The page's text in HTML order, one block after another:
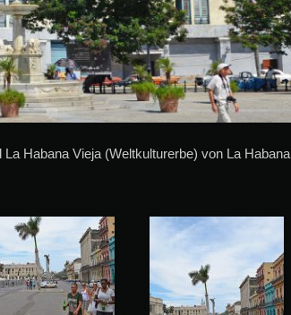
Habana Vieja (Weltkulturerbe) von La Habana